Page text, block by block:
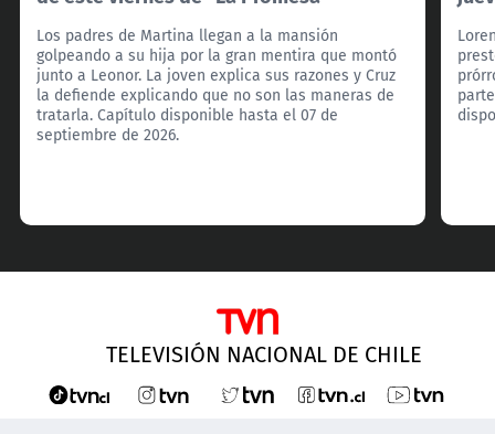
Los padres de Martina llegan a la mansión
golpeando a su hija por la gran mentira que montó
junto a Leonor. La joven explica sus razones y Cruz
la defiende explicando que no son las maneras de
tratarla. Capítulo disponible hasta el 07 de
septiembre de 2026.
TELEVISIÓN NACIONAL DE CHILE